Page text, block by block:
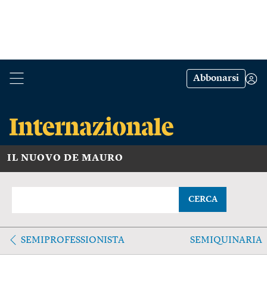
Abbonarsi
IL NUOVO DE MAURO
CERCA
SEMIPROFESSIONISTA SEMIQUINARIA